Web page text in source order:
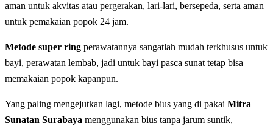
aman untuk akvitas atau pergerakan, lari-lari, bersepeda, serta aman
untuk pemakaian popok 24 jam.
Metode super ring perawatannya sangatlah mudah terkhusus untuk
bayi, perawatan lembab, jadi untuk bayi pasca sunat tetap bisa
memakaian popok kapanpun.
Yang paling mengejutkan lagi, metode bius yang di pakai Mitra
Sunatan Surabaya menggunakan bius tanpa jarum suntik,